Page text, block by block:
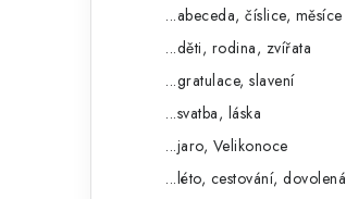
...abeceda, číslice, měsíce
...děti, rodina, zvířata
...gratulace, slavení
...svatba, láska
...jaro, Velikonoce
...léto, cestování, dovolená